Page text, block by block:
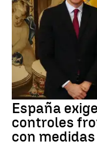
España
controles
con